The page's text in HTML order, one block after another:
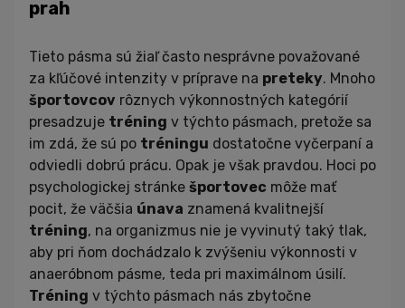
prah
Tieto pásma sú žiaľ často nesprávne považované
za kľúčové intenzity v príprave na preteky. Mnoho
športovcov rôznych výkonnostných kategórií
presadzuje tréning v týchto pásmach, pretože sa
im zdá, že sú po tréningu dostatočne vyčerpaní a
odviedli dobrú prácu. Opak je však pravdou. Hoci po
psychologickej stránke športovec môže mať
pocit, že väčšia únava znamená kvalitnejší
tréning, na organizmus nie je vyvinutý taký tlak,
aby pri ňom dochádzalo k zvýšeniu výkonnosti v
anaeróbnom pásme, teda pri maximálnom úsilí.
Tréning v týchto pásmach nás zbytočne